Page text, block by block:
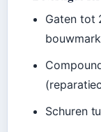
Gaten tot
Schuren